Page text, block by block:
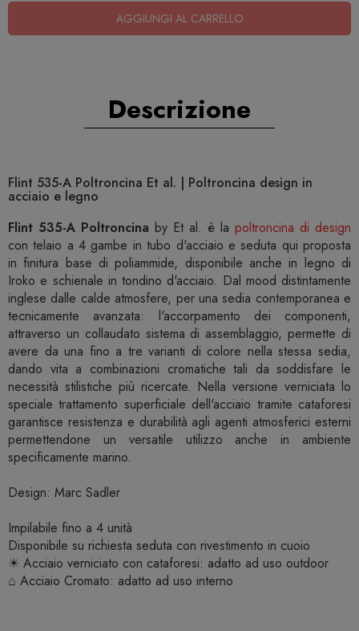
AGGIUNGI AL CARRELLO
Descrizione
Flint 535-A Poltroncina Et al. | Poltroncina design in
acciaio e legno
Flint 535-A Poltroncina by Et al. è la poltroncina di design
con telaio a 4 gambe in tubo d'acciaio e seduta qui proposta
in finitura base di poliammide, disponibile anche in legno di
Iroko e schienale in tondino d'acciaio. Dal mood distintamente
inglese dalle calde atmosfere, per una sedia contemporanea e
tecnicamente avanzata: l'accorpamento dei componenti,
attraverso un collaudato sistema di assemblaggio, permette di
avere da una fino a tre varianti di colore nella stessa sedia,
dando vita a combinazioni cromatiche tali da soddisfare le
necessità stilistiche più ricercate. Nella versione verniciata lo
speciale trattamento superficiale dell'acciaio tramite cataforesi
garantisce resistenza e durabilità agli agenti atmosferici esterni
permettendone un versatile utilizzo anche in ambiente
specificamente marino.
Design: Marc Sadler
Impilabile fino a 4 unità
Disponibile su richiesta seduta con rivestimento in cuoio
☀ Acciaio verniciato con cataforesi: adatto ad uso outdoor
⌂ Acciaio Cromato: adatto ad uso interno